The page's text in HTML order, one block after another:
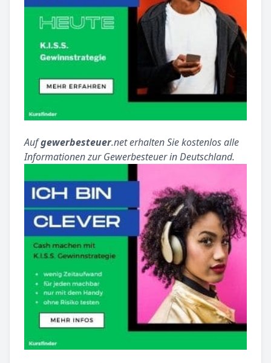
Aufgewerbesteuer.net erhalten Sie kostenlos alle
Informationen zur Gewerbesteuer in Deutschland.